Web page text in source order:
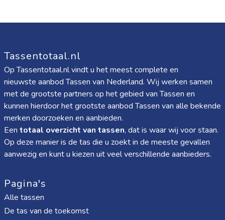
Tassentotaal.nl
Op Tassentotaal.nl vindt u het meest complete en
nieuwste aanbod Tassen van Nederland. Wij werken samen
met de grootste partners op het gebied van Tassen en
kunnen hierdoor het grootste aanbod Tassen van alle bekende
merken doorzoeken en aanbieden.
Een totaal overzicht van tassen, dat is waar wij voor staan.
Op deze manier is de tas die u zoekt in de meeste gevallen
aanwezig en kunt u kiezen uit veel verschillende aanbieders.
Pagina's
Alle tassen
De tas van de toekomst